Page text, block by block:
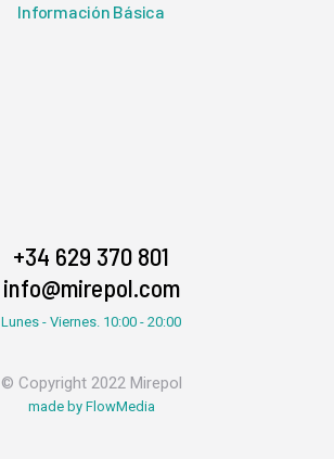
Información Básica
+34 629 370 801
info@mirepol.com
Lunes - Viernes. 10:00 - 20:00
© Copyright 2022 Mirepol
made by FlowMedia